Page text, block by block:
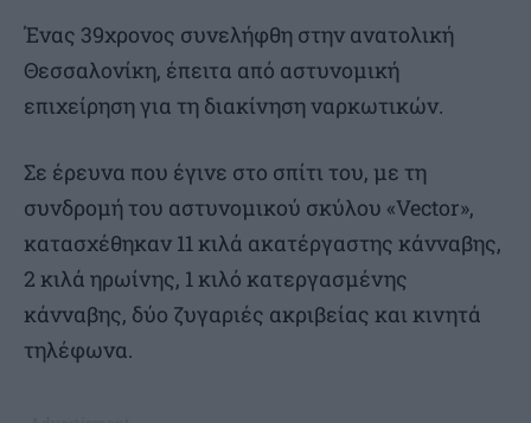
Ένας 39χρονος συνελήφθη στην ανατολική
Θεσσαλονίκη, έπειτα από αστυνομική
επιχείρηση για τη διακίνηση ναρκωτικών.
Σε έρευνα που έγινε στο σπίτι του, με τη
συνδρομή του αστυνομικού σκύλου «Vector»,
κατασχέθηκαν 11 κιλά ακατέργαστης κάνναβης,
2 κιλά ηρωίνης, 1 κιλό κατεργασμένης
κάνναβης, δύο ζυγαριές ακριβείας και κινητά
τηλέφωνα.